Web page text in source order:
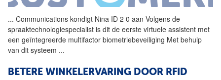
... Communications kondigt Nina ID 2 0 aan Volgens de
spraaktechnologiespecialist is dit de eerste virtuele assistent met
een geïntegreerde multifactor biometriebeveiliging Met behulp
van dit systeem ...
BETERE WINKELERVARING DOOR RFID